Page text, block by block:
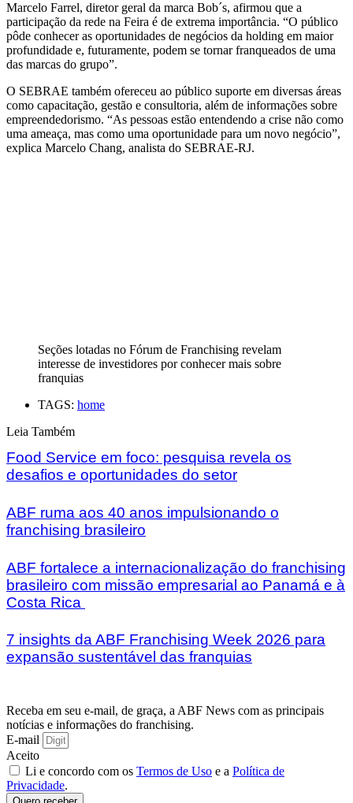
Marcelo Farrel, diretor geral da marca Bob´s, afirmou que a
participação da rede na Feira é de extrema importância. “O público
pôde conhecer as oportunidades de negócios da holding em maior
profundidade e, futuramente, podem se tornar franqueados de uma
das marcas do grupo”.
O SEBRAE também ofereceu ao público suporte em diversas áreas
como capacitação, gestão e consultoria, além de informações sobre
empreendedorismo. “As pessoas estão entendendo a crise não como
uma ameaça, mas como uma oportunidade para um novo negócio”,
explica Marcelo Chang, analista do SEBRAE-RJ.
Seções lotadas no Fórum de Franchising revelam
interesse de investidores por conhecer mais sobre
franquias
TAGS: home
Leia Também
Food Service em foco: pesquisa revela os
desafios e oportunidades do setor
ABF ruma aos 40 anos impulsionando o
franchising brasileiro
ABF fortalece a internacionalização do franchising
brasileiro com missão empresarial ao Panamá e à
Costa Rica
7 insights da ABF Franchising Week 2026 para
expansão sustentável das franquias
Receba em seu e-mail, de graça, a ABF News com as principais
notícias e informações do franchising.
E-mail
Aceito
Li e concordo com os Termos de Uso e a Política de
Privacidade.